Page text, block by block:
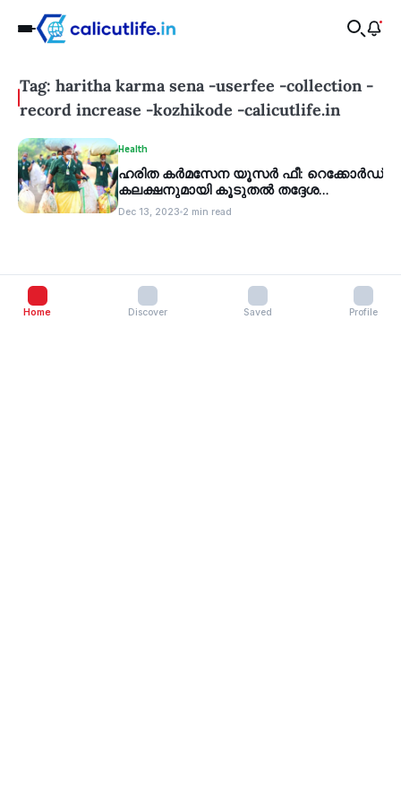
Tag: haritha karma sena -userfee -collection -
record increase -kozhikode -calicutlife.in
Health
ഹരിത കർമസേന യൂസർ ഫീ: റെക്കോർഡ്
കലക്ഷനുമായി കൂടുതൽ തദ്ദേശ
സ്ഥാപനങ്ങൾ
Dec 13, 2023 2 min read
Home Discover Saved Profile